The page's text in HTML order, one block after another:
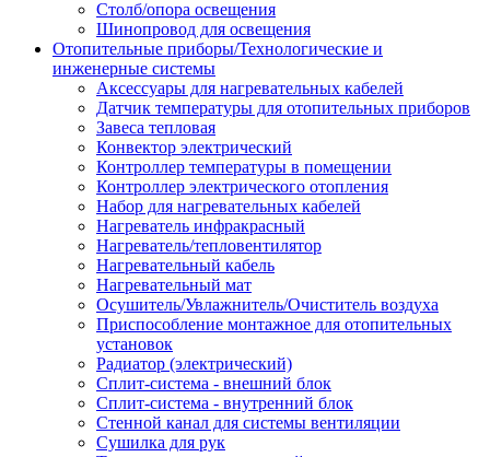
Столб/опора освещения
Шинопровод для освещения
Отопительные приборы/Технологические и
инженерные системы
Аксессуары для нагревательных кабелей
Датчик температуры для отопительных приборов
Завеса тепловая
Конвектор электрический
Контроллер температуры в помещении
Контроллер электрического отопления
Набор для нагревательных кабелей
Нагреватель инфракрасный
Нагреватель/тепловентилятор
Нагревательный кабель
Нагревательный мат
Осушитель/Увлажнитель/Очиститель воздуха
Приспособление монтажное для отопительных
установок
Радиатор (электрический)
Сплит-система - внешний блок
Сплит-система - внутренний блок
Стенной канал для системы вентиляции
Сушилка для рук